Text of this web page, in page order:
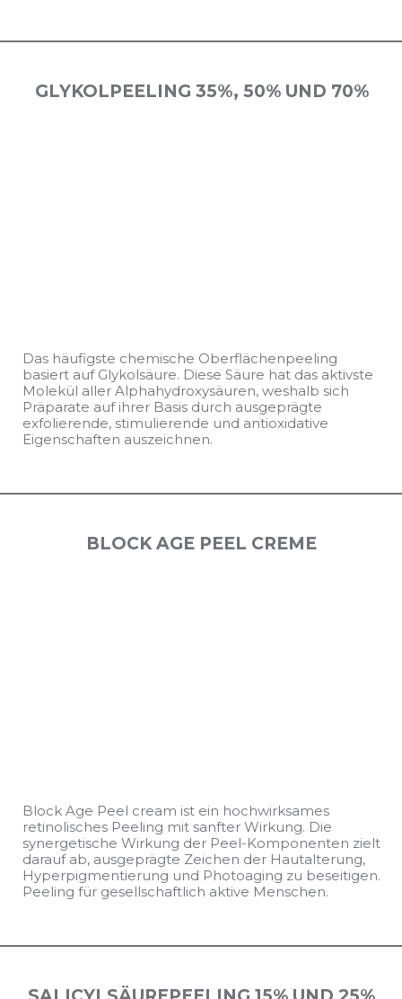
GLYKOLPEELING 35%, 50% UND 70%
Das häufigste chemische Oberflächenpeeling
basiert auf Glykolsäure. Diese Säure hat das aktivste
Molekül aller Alphahydroxysäuren, weshalb sich
Präparate auf ihrer Basis durch ausgeprägte
exfolierende, stimulierende und antioxidative
Eigenschaften auszeichnen.
BLOCK AGE PEEL CREME
Block Age Peel cream ist ein hochwirksames
retinolisches Peeling mit sanfter Wirkung. Die
synergetische Wirkung der Peel-Komponenten zielt
darauf ab, ausgeprägte Zeichen der Hautalterung,
Hyperpigmentierung und Photoaging zu beseitigen.
Peeling für gesellschaftlich aktive Menschen.